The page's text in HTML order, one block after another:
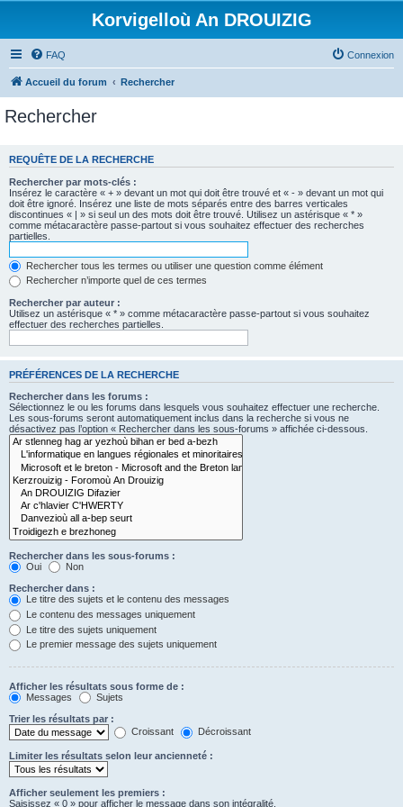
Korvigelloù An DROUIZIG
FAQ Connexion
Accueil du forum Rechercher
Rechercher
REQUÊTE DE LA RECHERCHE
Rechercher par mots-clés :
Insérez le caractère « + » devant un mot qui doit être trouvé et « - » devant un mot qui
doit être ignoré. Insérez une liste de mots séparés entre des barres verticales
discontinues « | » si seul un des mots doit être trouvé. Utilisez un astérisque « * »
comme métacaractère passe-partout si vous souhaitez effectuer des recherches
partielles.
Rechercher tous les termes ou utiliser une question comme élément
Rechercher n’importe quel de ces termes
Rechercher par auteur :
Utilisez un astérisque « * » comme métacaractère passe-partout si vous souhaitez
effectuer des recherches partielles.
PRÉFÉRENCES DE LA RECHERCHE
Rechercher dans les forums :
Sélectionnez le ou les forums dans lesquels vous souhaitez effectuer une recherche.
Les sous-forums seront automatiquement inclus dans la recherche si vous ne
désactivez pas l’option « Rechercher dans les sous-forums » affichée ci-dessous.
Rechercher dans les sous-forums :
Oui
Non
Rechercher dans :
Le titre des sujets et le contenu des messages
Le contenu des messages uniquement
Le titre des sujets uniquement
Le premier message des sujets uniquement
Afficher les résultats sous forme de :
Messages
Sujets
Trier les résultats par :
Croissant
Décroissant
Limiter les résultats selon leur ancienneté :
Afficher seulement les premiers :
Saisissez « 0 » pour afficher le message dans son intégralité.